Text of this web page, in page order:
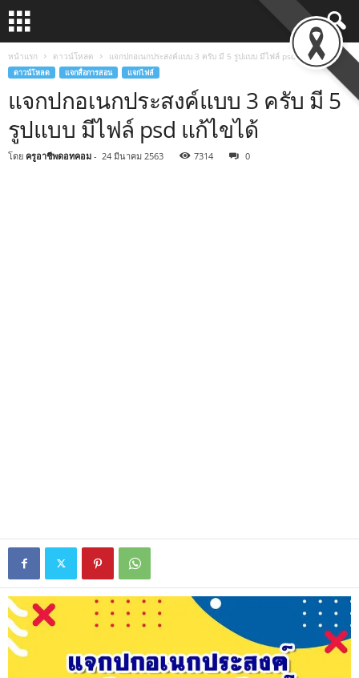
หน้าแรก ดาวน์โหลด แจกปกอเนกประสงค์แบบ 3 ครับ มี 5 รูปแบบ มีไฟล์ psd แก้ไขได้
ดาวน์โหลด แจกสื่อการสอน แจกไฟล์
แจกปกอเนกประสงค์แบบ 3 ครับ มี 5
รูปแบบ มีไฟล์ psd แก้ไขได้
โดย ครูอาชีพดอทคอม - 24 มีนาคม 2563 7314 0